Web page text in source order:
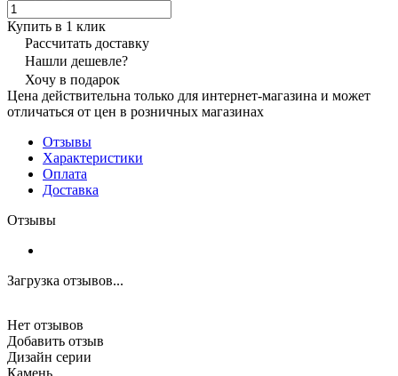
Купить в 1 клик
Рассчитать доставку
Нашли дешевле?
Хочу в подарок
Цена действительна только для интернет-магазина и может
отличаться от цен в розничных магазинах
Отзывы
Характеристики
Оплата
Доставка
Отзывы
Загрузка отзывов...
Нет отзывов
Добавить отзыв
Дизайн серии
Камень